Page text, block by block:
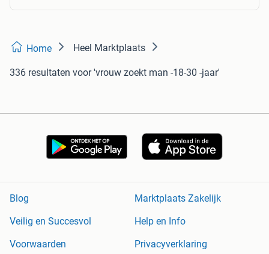
Home Heel Marktplaats
336 resultaten voor 'vrouw zoekt man -18-30 -jaar'
Blog
Marktplaats Zakelijk
Veilig en Succesvol
Help en Info
Voorwaarden
Privacyverklaring